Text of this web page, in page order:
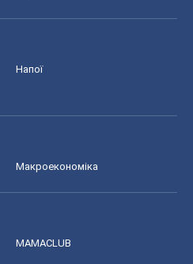
Напої
Макроекономіка
MAMACLUB